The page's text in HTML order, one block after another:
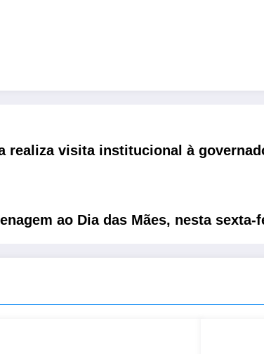
realiza visita institucional à
ao Dia das Mães, nesta sexta-